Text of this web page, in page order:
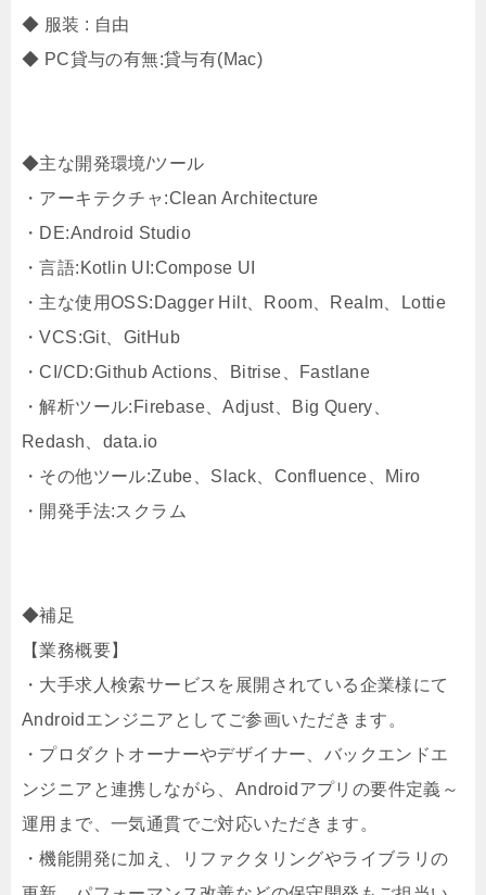
◆ 服装 : 自由
◆ PC貸与の有無:貸与有(Mac)
◆主な開発環境/ツール
・アーキテクチャ:Clean Architecture
・DE:Android Studio
・言語:Kotlin UI:Compose UI
・主な使用OSS:Dagger Hilt、Room、Realm、Lottie
・VCS:Git、GitHub
・CI/CD:Github Actions、Bitrise、Fastlane
・解析ツール:Firebase、Adjust、Big Query、
Redash、data.io
・その他ツール:Zube、Slack、Confluence、Miro
・開発手法:スクラム
◆補足
【業務概要】
・大手求人検索サービスを展開されている企業様にて
Androidエンジニアとしてご参画いただきます。
・プロダクトオーナーやデザイナー、バックエンドエ
ンジニアと連携しながら、Androidアプリの要件定義～
運用まで、一気通貫でご対応いただきます。
・機能開発に加え、リファクタリングやライブラリの